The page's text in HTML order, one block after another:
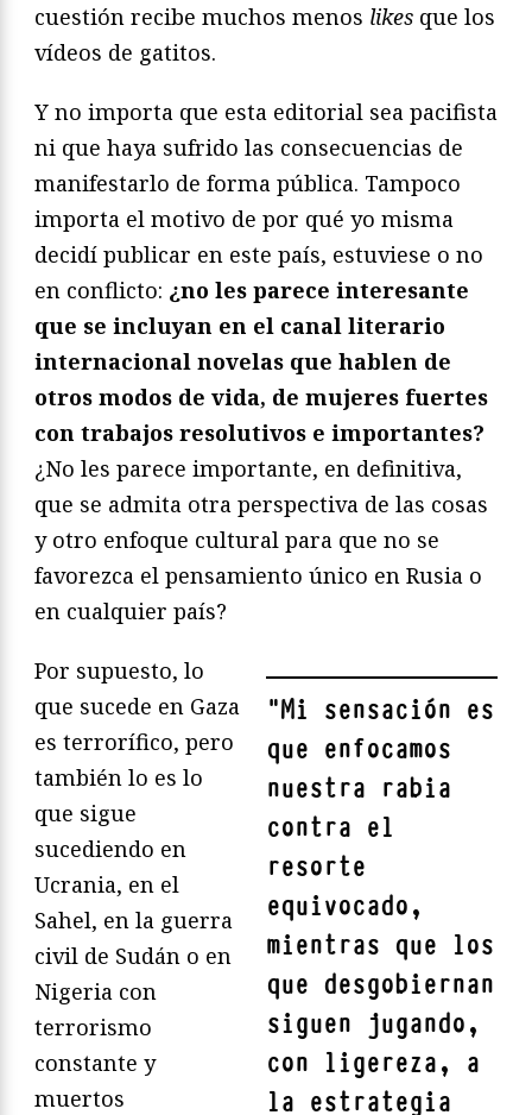
cuestión recibe muchos menos likes que los
vídeos de gatitos.
Y no importa que esta editorial sea pacifista
ni que haya sufrido las consecuencias de
manifestarlo de forma pública. Tampoco
importa el motivo de por qué yo misma
decidí publicar en este país, estuviese o no
en conflicto: ¿no les parece interesante
que se incluyan en el canal literario
internacional novelas que hablen de
otros modos de vida, de mujeres fuertes
con trabajos resolutivos e importantes?
¿No les parece importante, en definitiva,
que se admita otra perspectiva de las cosas
y otro enfoque cultural para que no se
favorezca el pensamiento único en Rusia o
en cualquier país?
"Mi sensación es
que enfocamos
nuestra rabia
contra el
resorte
equivocado,
mientras que los
que desgobiernan
siguen jugando,
con ligereza, a
la estrategia
Por supuesto, lo
que sucede en Gaza
es terrorífico, pero
también lo es lo
que sigue
sucediendo en
Ucrania, en el
Sahel, en la guerra
civil de Sudán o en
Nigeria con
terrorismo
constante y
muertos